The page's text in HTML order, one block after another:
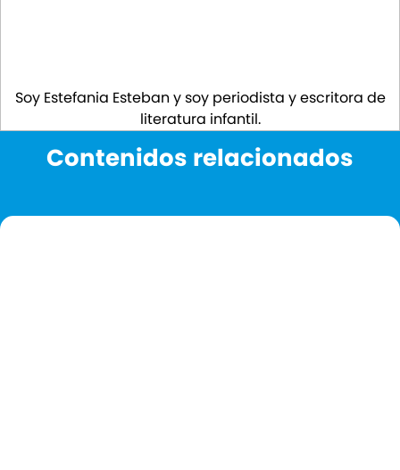
Soy Estefania Esteban y soy periodista y escritora de
literatura infantil.
Contenidos relacionados